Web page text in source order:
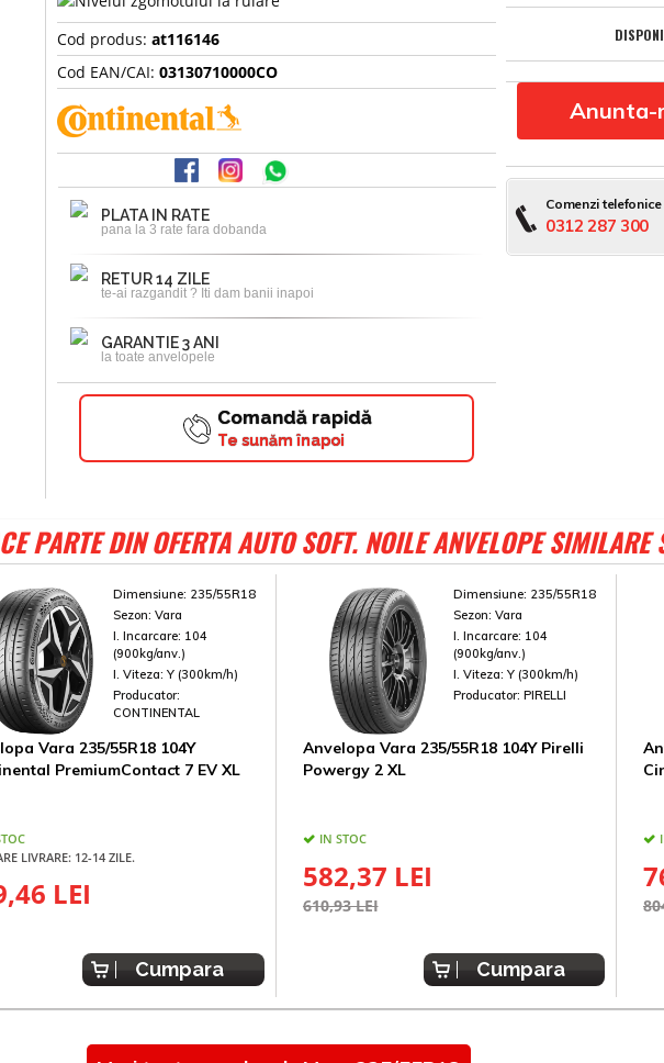
Cod produs:at116146
Cod EAN/CAI:03130710000CO
PLATA IN RATE
pana la 3 rate fara dobanda
RETUR 14 ZILE
te-ai razgandit ? Iti dam banii inapoi
GARANTIE 3 ANI
la toate anvelopele
Comandă rapidă
Te sunăm înapoi
Anunta-
Comenzi telefonice
0312 287 300
PARTE DIN OFERTA AUTO SOFT. NOILE ANVELOPE SIMILARE
Dimensiune: 235/55R18
Sezon: Vara
I. Incarcare: 104
(900kg/anv.)
I. Viteza: Y (300km/h)
Producator:
CONTINENTAL
Vara 235/55R18 104Y
PremiumContact 7 EV XL
LIVRARE: 12-14 ZILE.
LEI
Cumpara
Dimensiune: 235/55R18
Sezon:Vara
I. Incarcare: 104
(900kg/anv.)
I. Viteza:Y (300km/h)
Producator:PIRELLI
Anvelopa Vara 235/55R18 104Y Pirelli
Powergy 2 XL
IN STOC
582,37 LEI
610,93 LEI
Cumpara